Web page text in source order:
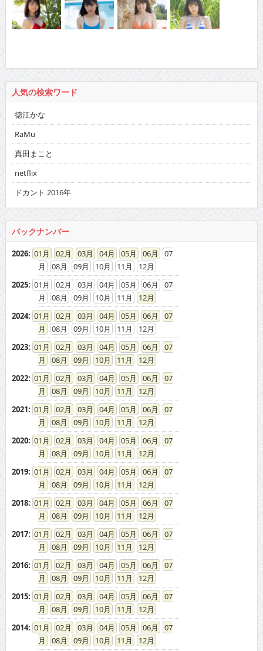
人気の検索ワード
徳江かな
RaMu
真田まこと
netflix
ドカント 2016年
バックナンバー
2026: 01 02 03 04 05 06
07
08
09 10 11
12
2025: 01 02 03 04 05 06
07
08
09 10 11
12
2024: 01 02 03 04 05 06
07
08
09 10 11
12
2023: 01 02 03 04 05 06
07
08
09 10 11
12
2022: 01 02 03 04 05 06
07
08
09 10 11
12
2021: 01 02 03 04 05 06
07
08
09 10 11
12
2020: 01 02 03 04 05 06
07
08
09 10 11
12
2019: 01 02 03 04 05 06
07
08
09 10 11
12
2018: 01 02 03 04 05 06
07
08
09 10 11
12
2017: 01 02 03 04 05 06
07
08
09 10 11
12
2016: 01 02 03 04 05 06
07
08
09 10 11
12
2015: 01 02 03 04 05 06
07
08
09 10 11
12
2014: 01 02 03 04 05 06
07
08
09 10 11
12